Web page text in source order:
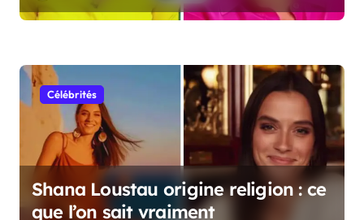
Célébrités
Shana Loustau origine religion : ce
que l’on sait vraiment